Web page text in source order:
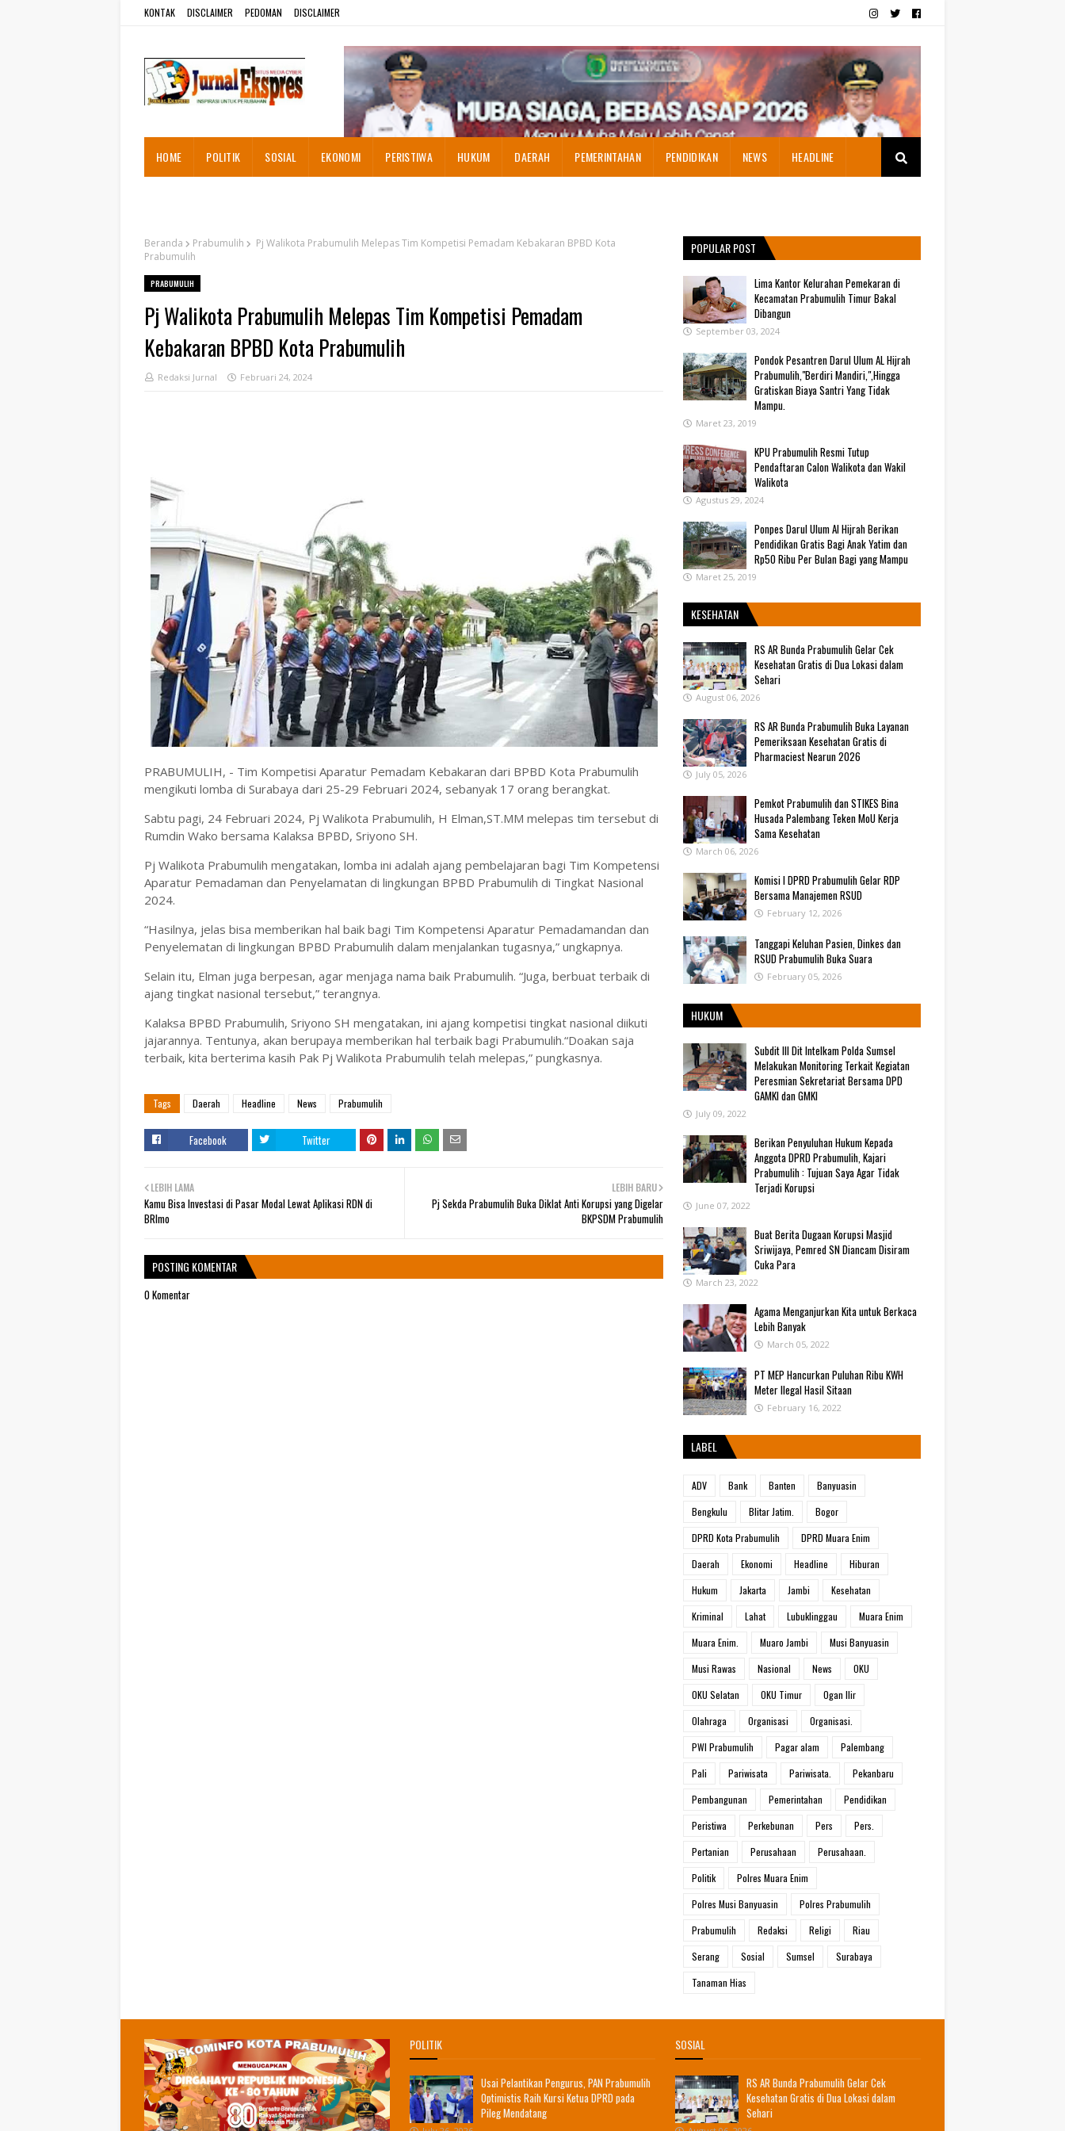
KONTAK DISCLAIMER PEDOMAN DISCLAIMER
HOME POLITIK SOSIAL EKONOMI PERISTIWA HUKUM DAERAH PEMERINTAHAN PENDIDIKAN NEWS HEADLINE
Beranda Prabumulih
Pj Walikota Prabumulih Melepas Tim Kompetisi Pemadam Kebakaran BPBD Kota
Prabumulih
PRABUMULIH
Pj Walikota Prabumulih Melepas Tim Kompetisi Pemadam
Kebakaran BPBD Kota Prabumulih
Redaksi Jurnal Februari 24, 2024
PRABUMULIH, - Tim Kompetisi Aparatur Pemadam Kebakaran dari BPBD Kota Prabumulih
mengikuti lomba di Surabaya dari 25-29 Februari 2024, sebanyak 17 orang berangkat.
Sabtu pagi, 24 Februari 2024, Pj Walikota Prabumulih, H Elman,ST.MM melepas tim tersebut di
Rumdin Wako bersama Kalaksa BPBD, Sriyono SH.
Pj Walikota Prabumulih mengatakan, lomba ini adalah ajang pembelajaran bagi Tim Kompetensi
Aparatur Pemadaman dan Penyelamatan di lingkungan BPBD Prabumulih di Tingkat Nasional
2024.
“Hasilnya, jelas bisa memberikan hal baik bagi Tim Kompetensi Aparatur Pemadamandan dan
Penyelematan di lingkungan BPBD Prabumulih dalam menjalankan tugasnya,” ungkapnya.
Selain itu, Elman juga berpesan, agar menjaga nama baik Prabumulih. “Juga, berbuat terbaik di
ajang tingkat nasional tersebut,” terangnya.
Kalaksa BPBD Prabumulih, Sriyono SH mengatakan, ini ajang kompetisi tingkat nasional diikuti
jajarannya. Tentunya, akan berupaya memberikan hal terbaik bagi Prabumulih.“Doakan saja
terbaik, kita berterima kasih Pak Pj Walikota Prabumulih telah melepas,” pungkasnya.
Tags Daerah Headline News Prabumulih
Facebook Twitter
LEBIH BARU
Pj Sekda Prabumulih Buka Diklat Anti Korupsi yang Digelar
BKPSDM Prabumulih
LEBIH LAMA
Kamu Bisa Investasi di Pasar Modal Lewat Aplikasi RDN di
BRImo
POSTING KOMENTAR
0 Komentar
POPULAR POST
Lima Kantor Kelurahan Pemekaran di
Kecamatan Prabumulih Timur Bakal
Dibangun
September 03, 2024
Pondok Pesantren Darul Ulum AL Hijrah
Prabumulih,"Berdiri Mandiri,",Hingga
Gratiskan Biaya Santri Yang Tidak
Mampu.
Maret 23, 2019
KPU Prabumulih Resmi Tutup
Pendaftaran Calon Walikota dan Wakil
Walikota
Agustus 29, 2024
Ponpes Darul Ulum Al Hijrah Berikan
Pendidikan Gratis Bagi Anak Yatim dan
Rp50 Ribu Per Bulan Bagi yang Mampu
Maret 25, 2019
KESEHATAN
RS AR Bunda Prabumulih Gelar Cek
Kesehatan Gratis di Dua Lokasi dalam
Sehari
August 06, 2026
RS AR Bunda Prabumulih Buka Layanan
Pemeriksaan Kesehatan Gratis di
Pharmaciest Nearun 2026
July 05, 2026
Pemkot Prabumulih dan STIKES Bina
Husada Palembang Teken MoU Kerja
Sama Kesehatan
March 06, 2026
Komisi I DPRD Prabumulih Gelar RDP
Bersama Manajemen RSUD
February 12, 2026
Tanggapi Keluhan Pasien, Dinkes dan
RSUD Prabumulih Buka Suara
February 05, 2026
HUKUM
Subdit III Dit Intelkam Polda Sumsel
Melakukan Monitoring Terkait Kegiatan
Peresmian Sekretariat Bersama DPD
GAMKI dan GMKI
July 09, 2022
Berikan Penyuluhan Hukum Kepada
Anggota DPRD Prabumulih, Kajari
Prabumulih : Tujuan Saya Agar Tidak
Terjadi Korupsi
June 07, 2022
Buat Berita Dugaan Korupsi Masjid
Sriwijaya, Pemred SN Diancam Disiram
Cuka Para
March 23, 2022
Agama Menganjurkan Kita untuk Berkaca
Lebih Banyak
March 05, 2022
PT MEP Hancurkan Puluhan Ribu KWH
Meter Ilegal Hasil Sitaan
February 16, 2022
LABEL
ADV Bank Banten
Banyuasin
Bengkulu
Blitar Jatim.
Bogor
DPRD Kota Prabumulih
DPRD Muara Enim
Daerah
Ekonomi Headline
Hiburan
Hukum
Jakarta Jambi
Kesehatan
Kriminal
Lahat Lubuklinggau
Muara Enim
Muara Enim.
Muaro Jambi
Musi Banyuasin
Musi Rawas
Nasional News
OKU
OKU Selatan
OKU Timur
Ogan Ilir
Olahraga
Organisasi
Organisasi.
PWI Prabumulih
Pagar alam
Palembang
Pali
Pariwisata Pariwisata.
Pekanbaru
Pembangunan
Pemerintahan
Pendidikan
Peristiwa
Perkebunan Pers
Pers.
Pertanian
Perusahaan
Perusahaan.
Politik
Polres Muara Enim
Polres Musi Banyuasin
Polres Prabumulih
Prabumulih
Redaksi Religi
Riau
Serang
Sosial Sumsel
Surabaya
Tanaman Hias
POLITIK
Usai Pelantikan Pengurus, PAN Prabumulih
Optimistis Raih Kursi Ketua DPRD pada
Pileg Mendatang
SOSIAL
RS AR Bunda Prabumulih Gelar Cek
Kesehatan Gratis di Dua Lokasi dalam
Sehari